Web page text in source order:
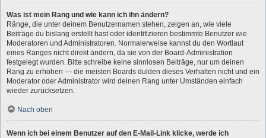
Was ist mein Rang und wie kann ich ihn ändern?
Ränge, die unter deinem Benutzernamen stehen, zeigen an, wie viele
Beiträge du bislang erstellt hast oder identifizieren bestimmte Benutzer wie
Moderatoren und Administratoren. Normalerweise kannst du den Wortlaut
eines Ranges nicht direkt ändern, da sie von der Board-Administration
festgelegt wurden. Bitte schreibe keine sinnlosen Beiträge, nur um deinen
Rang zu erhöhen — die meisten Boards dulden dieses Verhalten nicht und ein
Moderator oder Administrator wird deinen Rang unter Umständen einfach
wieder zurücksetzen.
Nach oben
Wenn ich bei einem Benutzer auf den E-Mail-Link klicke, werde ich